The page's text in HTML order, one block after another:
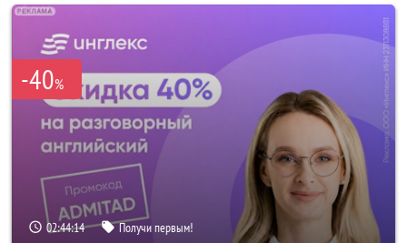
-40%
02:44:11 Получи первым!